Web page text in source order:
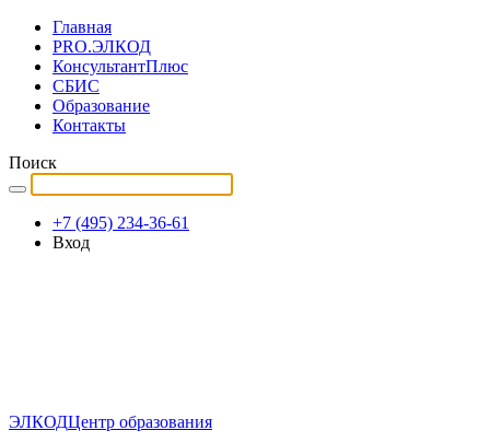
Главная
PRO.ЭЛКОД
КонсультантПлюс
СБИС
Образование
Контакты
Поиск
+7 (495) 234-36-61
Вход
ЭЛКОДЦентр образования